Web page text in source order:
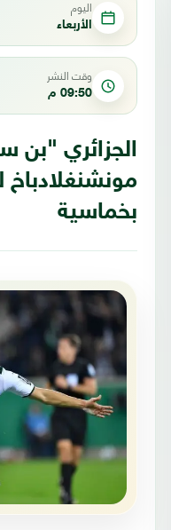
اليوم
الأربعاء
وقت النشر
09:50 م
الجزائري "بن
مونشنغلادباخ
بخماسية